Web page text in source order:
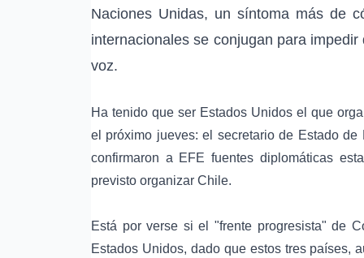
Naciones Unidas, un síntoma más de
internacionales se conjugan para
voz.
Ha tenido que ser Estados Unidos el que
el próximo jueves: el secretario de Estado
confirmaron a EFE fuentes diplomáticas
previsto organizar Chile.
Está por verse si el "frente progresista" de
Estados Unidos, dado que estos tres países,